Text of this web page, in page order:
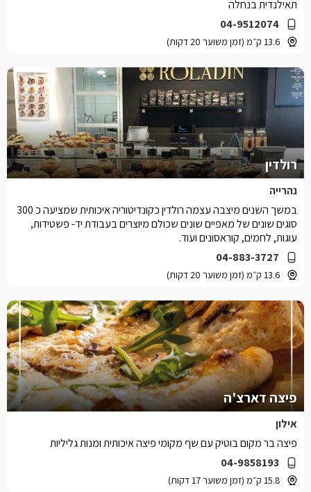
04-9512074
13.6 ק״מ (זמן משוער 20 דקות)
תאילנדית בנחלה
רולדין
נהרייה
04-883-3727
13.6 ק״מ (זמן משוער 20 דקות)
במשך השנים מיצבה עצמה רולדין כקונדיטוריה איכותית שמציעה כ 300
סוגים שונים של מאפיים שונים שכולם מיוצרים בעבודת יד- פשטידות,
עוגות, לחמים, קוראסונים ועוד.
פיצה דארצ'ה
אילון
04-9858193
15.8 ק״מ (זמן משוער 17 דקות)
פיצה בר מקום בוטיק עם שף מקומי פיצה איכותית ומנות גליליות